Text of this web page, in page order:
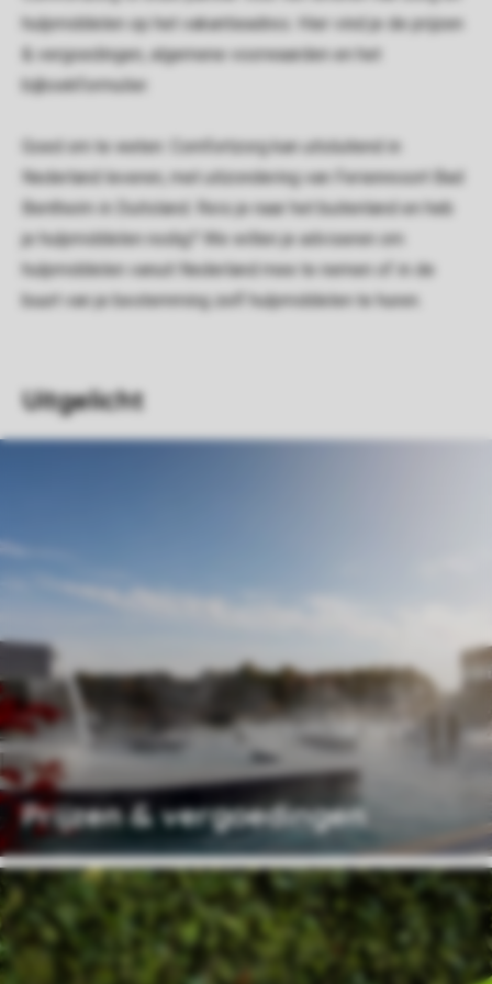
hulpmiddelen op het vakantieadres. Hier vind je de prijzen
& vergoedingen, algemene voorwaarden en het
bijboekformulier.
Goed om te weten: Comfortzorg kan uitsluitend in
Nederland leveren, met uitzondering van Ferienresort Bad
Bentheim in Duitsland. Reis je naar het buitenland en heb
je hulpmiddelen nodig? We willen je adviseren om
hulpmiddelen vanuit Nederland mee te nemen of in de
buurt van je bestemming zelf hulpmiddelen te huren.
Uitgelicht
Prijzen & vergoedingen